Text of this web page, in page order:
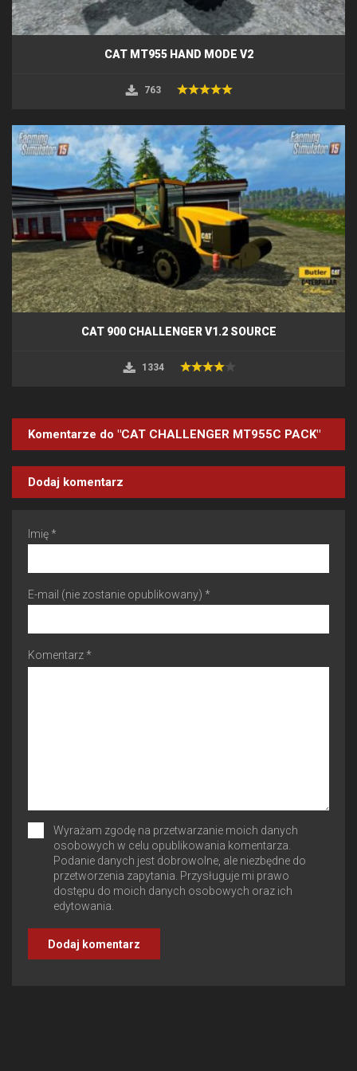
CAT MT955 HAND MODE V2
763
CAT 900 CHALLENGER V1.2 SOURCE
1334
Komentarze do "CAT CHALLENGER MT955C PACK"
Dodaj komentarz
Imię *
E-mail (nie zostanie opublikowany) *
Komentarz *
Wyrażam zgodę na przetwarzanie moich danych
osobowych w celu opublikowania komentarza.
Podanie danych jest dobrowolne, ale niezbędne do
przetworzenia zapytania. Przysługuje mi prawo
dostępu do moich danych osobowych oraz ich
edytowania.